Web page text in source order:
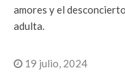
amores y el
adulta.
19 julio, 2024